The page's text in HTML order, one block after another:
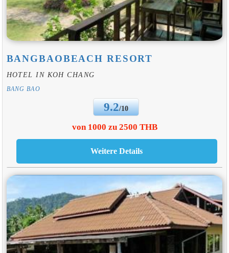
BANGBAOBEACH RESORT
HOTEL IN KOH CHANG
BANG BAO
9.2/10
von 1000 zu 2500 THB